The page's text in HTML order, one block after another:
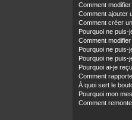
Comment
Comment ajouter
Comment créer
Pourquoi ne puis-
Comment
Pourquoi ne puis-
Pourquoi ne puis-
Pourquoi ai-je
Comment
À quoi sert le
Pourquoi mon
Comment